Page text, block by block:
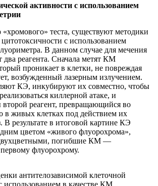
активности с использованием
теста, существуют методики
с использованием
В данном случае для мечения
два реагента. Сначала метят КМ
проникает в клетки, не повреждая
возбужденный лазерным излучением.
КЭ, инкубируют их совместно, чтобы
киллерной атаке, и
второй реагент, превращающийся во
в живых клетках под действием их
В результате в итоговой картине КЭ
цветом «живого флуорохрома»,
погибшие КМ —
флуорохрому.
антителозависимой клеточной
использованием в качестве КМ